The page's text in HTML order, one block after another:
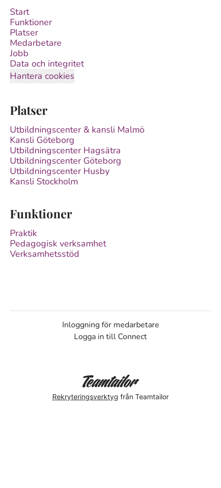
Start
Funktioner
Platser
Medarbetare
Jobb
Data och integritet
Hantera cookies
Platser
Utbildningscenter & kansli Malmö
Kansli Göteborg
Utbildningscenter Hagsätra
Utbildningscenter Göteborg
Utbildningscenter Husby
Kansli Stockholm
Funktioner
Praktik
Pedagogisk verksamhet
Verksamhetsstöd
Inloggning för medarbetare
Logga in till Connect
Rekryteringsverktyg från Teamtailor